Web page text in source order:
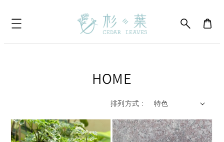
HOME
排列方式 :